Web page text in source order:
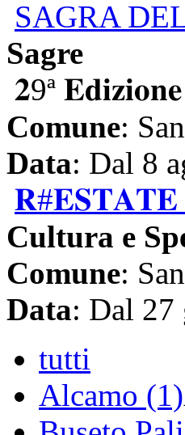
SAGRA
Sagre
𝟐9ª
Comune:
Data: Dal 8
𝐑#𝐄𝐒𝐓𝐀𝐓𝐄
Cultura e
Comune:
Data: Dal 27
tutti
Alcamo (1)